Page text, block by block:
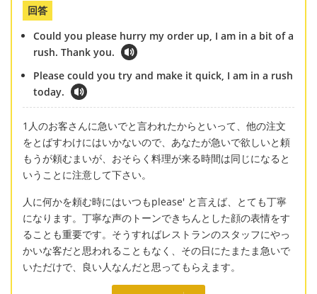
回答
Could you please hurry my order up, I am in a bit of a
rush. Thank you.
Please could you try and make it quick, I am in a rush
today.
1人のお客さんに急いでと言われたからといって、他の注文
をとばすわけにはいかないので、あなたが急いで欲しいと頼
もうが頼むまいが、おそらく料理が来る時間は同じになると
いうことに注意して下さい。
人に何かを頼む時にはいつもplease' と言えば、とても丁寧
になります。丁寧な声のトーンできちんとした顔の表情をす
ることも重要です。そうすればレストランのスタッフにやっ
かいな客だと思われることもなく、その日にたまたま急いで
いただけで、良い人なんだと思ってもらえます。